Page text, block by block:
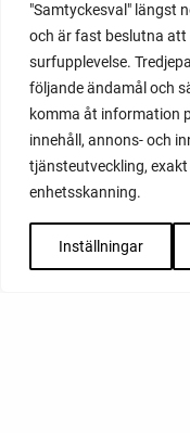
"Samtyckesval" längst
och är fast beslutna att
surfupplevelse.
följande ändamål och
komma åt information
innehåll, annons- och
tjänsteutveckling,
enhetsskanning.
Inställningar